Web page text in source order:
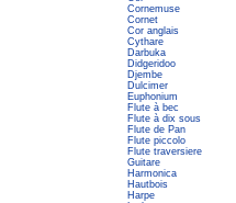
Cornemuse
Cornet
Cor anglais
Cythare
Darbuka
Didgeridoo
Djembe
Dulcimer
Euphonium
Flute à bec
Flute à dix sous
Flute de Pan
Flute piccolo
Flute traversiere
Guitare
Harmonica
Hautbois
Harpe